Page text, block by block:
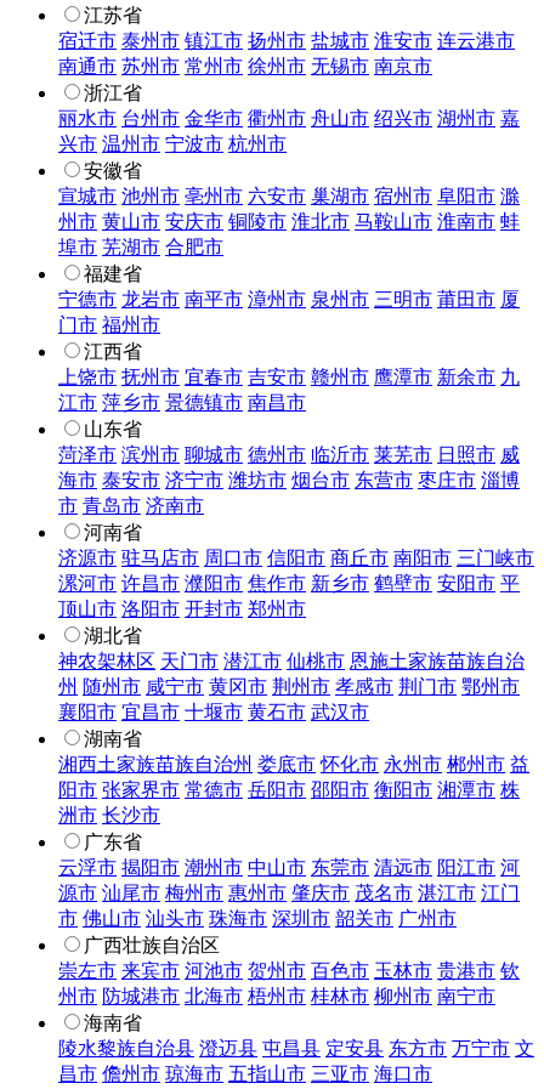
江苏省
宿迁市 泰州市 镇江市 扬州市 盐城市 淮安市 连云港市
南通市 苏州市 常州市 徐州市 无锡市 南京市
浙江省
丽水市 台州市 金华市 衢州市 舟山市 绍兴市 湖州市 嘉
兴市 温州市 宁波市 杭州市
安徽省
宣城市 池州市 亳州市 六安市 巢湖市 宿州市 阜阳市 滁
州市 黄山市 安庆市 铜陵市 淮北市 马鞍山市 淮南市 蚌
埠市 芜湖市 合肥市
福建省
宁德市 龙岩市 南平市 漳州市 泉州市 三明市 莆田市 厦
门市 福州市
江西省
上饶市 抚州市 宜春市 吉安市 赣州市 鹰潭市 新余市 九
江市 萍乡市 景德镇市 南昌市
山东省
菏泽市 滨州市 聊城市 德州市 临沂市 莱芜市 日照市 威
海市 泰安市 济宁市 潍坊市 烟台市 东营市 枣庄市 淄博
市 青岛市 济南市
河南省
济源市 驻马店市 周口市 信阳市 商丘市 南阳市 三门峡市
漯河市 许昌市 濮阳市 焦作市 新乡市 鹤壁市 安阳市 平
顶山市 洛阳市 开封市 郑州市
湖北省
神农架林区 天门市 潜江市 仙桃市 恩施土家族苗族自治
州 随州市 咸宁市 黄冈市 荆州市 孝感市 荆门市 鄂州市
襄阳市 宜昌市 十堰市 黄石市 武汉市
湖南省
湘西土家族苗族自治州 娄底市 怀化市 永州市 郴州市 益
阳市 张家界市 常德市 岳阳市 邵阳市 衡阳市 湘潭市 株
洲市 长沙市
广东省
云浮市 揭阳市 潮州市 中山市 东莞市 清远市 阳江市 河
源市 汕尾市 梅州市 惠州市 肇庆市 茂名市 湛江市 江门
市 佛山市 汕头市 珠海市 深圳市 韶关市 广州市
广西壮族自治区
崇左市 来宾市 河池市 贺州市 百色市 玉林市 贵港市 钦
州市 防城港市 北海市 梧州市 桂林市 柳州市 南宁市
海南省
陵水黎族自治县 澄迈县 屯昌县 定安县 东方市 万宁市 文
昌市 儋州市 琼海市 五指山市 三亚市 海口市